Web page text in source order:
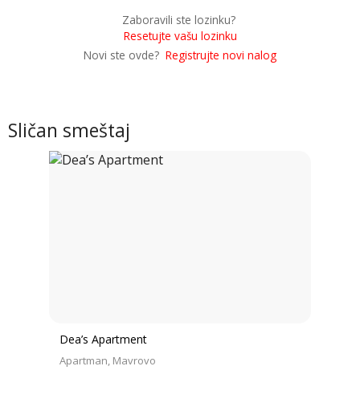
Sličan smeštaj
Dea’s Apartment
Apartman Mavrovo
Zaboravili ste lozinku?
Resetujte vašu lozinku
Novi ste ovde? Registrujte novi nalog